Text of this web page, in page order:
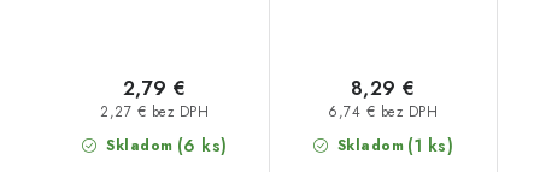
Skladom (6 ks)
2,27 € bez DPH
2,79 €
Skladom (1 ks)
6,74 € bez DPH
8,29 €